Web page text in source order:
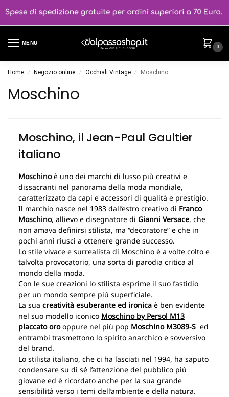
MENU
0
Home / Negozio online / Occhiali Vintage / Moschino
Moschino
Moschino, il Jean-Paul Gaultier
italiano
Moschinoè uno dei marchi di lusso più creativi e
dissacranti nel panorama della moda mondiale,
caratterizzato da capi e accessori di qualità e prestigio.
Il marchio nasce nel 1983 dall’estro creativo di Franco
Moschino, allievo e disegnatore di Gianni Versace, che
non amava definirsi stilista, ma “decoratore” e che in
pochi anni riuscì a ottenere grande successo.
Lo stile vivace e surrealista di Moschino è a volte colto e
talvolta provocatorio, una sorta di parodia critica al
mondo della moda.
Con le sue creazioni lo stilista esprime il suo fastidio
per un mondo sempre più superficiale.
La sua creatività esuberante ed ironica è ben evidente
nel suo modello iconico Moschino by Persol M13
placcato orooppure nel più pop Moschino M3089-S ed
entrambi trasmettono lo spirito anarchico e sovversivo
del brand.
Lo stilista italiano, che ci ha lasciati nel 1994, ha saputo
condensare su di sé l’attenzione del pubblico più
giovane ed è ricordato anche per la sua grande
sensibilità verso i temi dell’ambiente e della natura.